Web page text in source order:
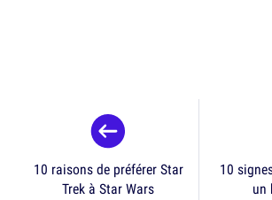
10 raisons de préférer Star
Trek à Star Wars
10
un